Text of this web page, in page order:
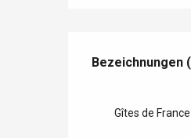
Bezeichnungen
Bezeichnungen
Gîtes de France